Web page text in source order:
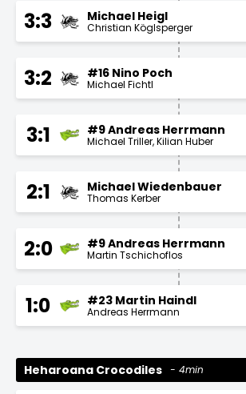
3:3 Michael Heigl
Christian Köglsperger
3:2 #16 Nino Poch
Michael Fichtl
3:1 #9 Andreas Herrmann
Michael Triller Kilian Huber
2:1 Michael Wiedenbauer
Thomas Kerber
2:0 #9 Andreas Herrmann
Martin Tschichoflos
1:0 #23 Martin Haindl
Andreas Herrmann
Heharoana Crocodiles 4min